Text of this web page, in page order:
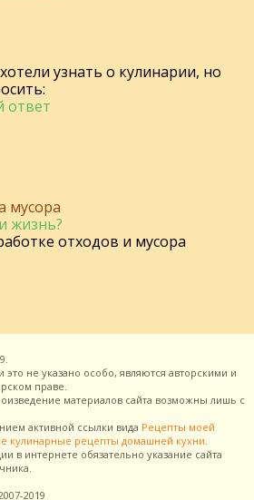
узнать о кулинарии, но
ответ
мусора
жизнь?
отходов и мусора
не указано особо, являются авторскими и
праве.
материалов сайта возможны лишь с
активной ссылки вида Рецепты моей
кулинарные рецепты домашней кухни.
в интернете обязательно указание сайта
2019